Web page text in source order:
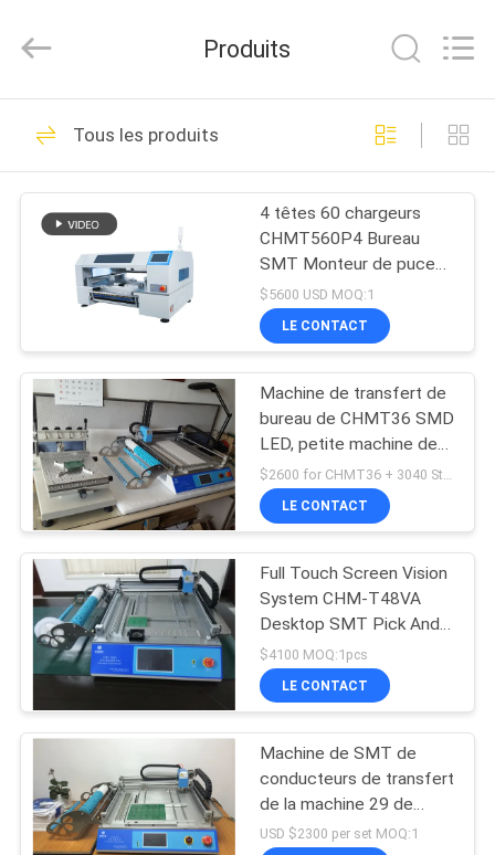
MAISON
PRODUITS
VIDÉOS
PROPOS
DE
NOUS
VISITE
DE
L'USINE
CONTRÔLE
QUALITÉ
CONTACTEZ-
NOUS
CHARMHIGH
TECHNOLOGY
Rights
Machine de
transfert de SMT
72
Chaîne de
production de SMT
35
Imprimante de
pochoir
Produits
Tous les produits
4 têtes 60 chargeurs
CHMT560P4 Bureau
SMT Monteur de puce
SMD Machine de
prélèvement et de
placement
$5600 USD MOQ:1
LE CONTACT
Machine de transfert de
bureau de CHMT36 SMD
LED, petite machine de
SMT de 29 têtes des
conducteurs 2
LE CONTACT
Full Touch Screen Vision
System CHM-T48VA
Desktop SMT Pick And
Place Machine PNP
Machine CE Small SMT
Machine
$4100 MOQ:1pcs
LE CONTACT
Machine de SMT de
conducteurs de transfert
de la machine 29 de
CHMT36 SMT SMD LED
USD $2300 per set MOQ:1